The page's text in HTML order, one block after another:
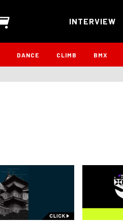
INTERVIEW
DANCE CLIMB BMX